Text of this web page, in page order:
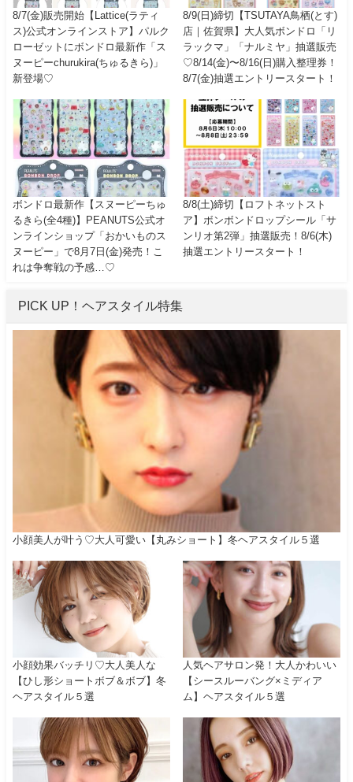
8/7(金)販売開始【Lattice(ラティ
ス)公式オンラインストア】パルク
ローゼットにボンドロ最新作「ス
ヌーピーchurukira(ちゅるきら)」
新登場♡
8/9(日)締切【TSUTAYA鳥栖(とす)
店｜佐賀県】大人気ボンドロ「リ
ラックマ」「ナルミヤ」抽選販売
♡8/14(金)〜8/16(日)購入整理券！
8/7(金)抽選エントリースタート！
ボンドロ最新作【スヌーピーちゅ
るきら(全4種)】PEANUTS公式オ
ンラインショップ「おかいものス
ヌーピー」で8月7日(金)発売！こ
れは争奪戦の予感…♡
8/8(土)締切【ロフトネットスト
ア】ボンボンドロップシール「サ
ンリオ第2弾」抽選販売！8/6(木)
抽選エントリースタート！
PICK UP！ヘアスタイル特集
小顔美人が叶う♡大人可愛い【丸みショート】冬ヘアスタイル５選
小顔効果バッチリ♡大人美人な
【ひし形ショートボブ＆ボブ】冬
ヘアスタイル５選
人気ヘアサロン発！大人かわいい
【シースルーバング×ミディア
ム】ヘアスタイル５選